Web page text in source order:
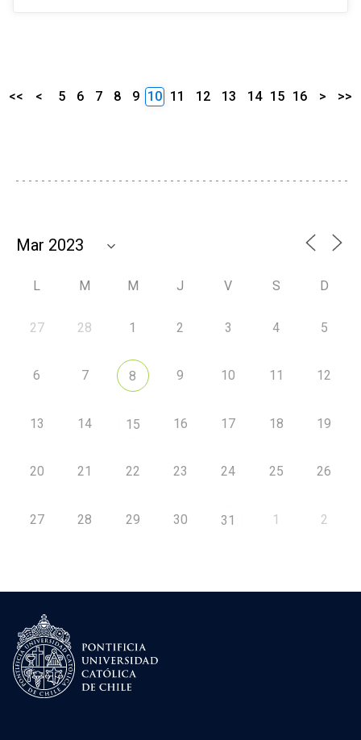
<< < 5 6 7 8 9 10 11 12 13 14 15 16 > >>
L M M J V S D
27 28 1 2 3 4 5
6 7 8 9 10 11 12
13 14 15 16 17 18 19
20 21 22 23 24 25 26
27 28 29 30 31 1 2